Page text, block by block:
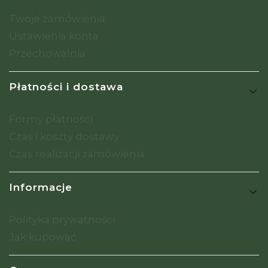
Twoje zamówienia
Ustawienia konta
Przechowalnia
Płatności i dostawa
Formy płatności
Czas i koszty dostawy
Czas realizacji zamówienia
Informacje
Polityka prywatności
Jak kupować